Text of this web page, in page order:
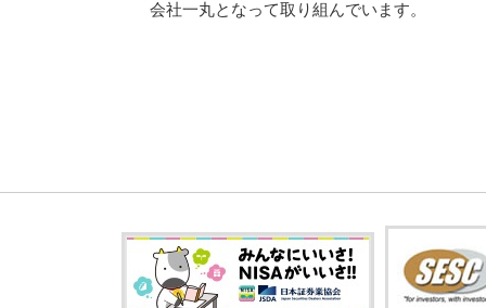
会社一丸となって取り組んでいます。